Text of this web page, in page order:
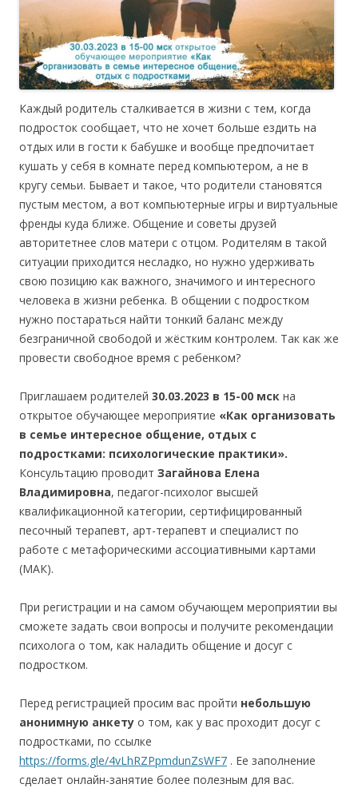
Каждый родитель сталкивается в жизни с тем, когда
подросток сообщает, что не хочет больше ездить на
отдых или в гости к бабушке и вообще предпочитает
кушать у себя в комнате перед компьютером, а не в
кругу семьи. Бывает и такое, что родители становятся
пустым местом, а вот компьютерные игры и виртуальные
френды куда ближе. Общение и советы друзей
авторитетнее слов матери с отцом. Родителям в такой
ситуации приходится несладко, но нужно удерживать
свою позицию как важного, значимого и интересного
человека в жизни ребенка. В общении с подростком
нужно постараться найти тонкий баланс между
безграничной свободой и жёстким контролем. Так как же
провести свободное время с ребенком?
Приглашаем родителей 30.03.2023 в 15-00 мск на
открытое обучающее мероприятие «Как организовать
в семье интересное общение, отдых с
подростками: психологические практики».
Консультацию проводит Загайнова Елена
Владимировна, педагог-психолог высшей
квалификационной категории, сертифицированный
песочный терапевт, арт-терапевт и специалист по
работе с метафорическими ассоциативными картами
(МАК).
При регистрации и на самом обучающем мероприятии вы
сможете задать свои вопросы и получите рекомендации
психолога о том, как наладить общение и досуг с
подростком.
Перед регистрацией просим вас пройти небольшую
анонимную анкету о том, как у вас проходит досуг с
подростками, по ссылке
https://forms.gle/4vLhRZPpmdunZsWF7 . Ее заполнение
сделает онлайн-занятие более полезным для вас.